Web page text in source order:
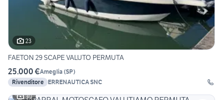
23
FAETON 29 SCAPE VALUTO PERMUTA
25.000 €Ameglia (SP)
Rivenditore ERRENAUTICA SNC
30